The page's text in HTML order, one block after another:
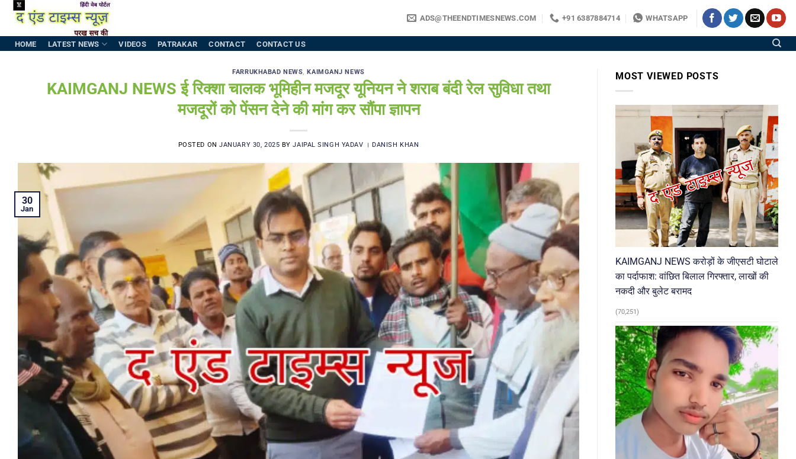
Skip
content
ADS@THEENDTIMESNEWS.COM +91 6387884714 WHATSAPP
HOME LATEST NEWS VIDEOS PATRAKAR CONTACT CONTACT US
FARRUKHABAD NEWS,KAIMGANJ NEWS
KAIMGANJ NEWS ई रिक्शा चालक भूमिहीन मजदूर यूनियन ने शराब बंदी रेल सुविधा तथा
मजदूरों को पेंसन देने की मांग कर सौंपा ज्ञापन
POSTED ONJANUARY 30, 2025 BYJAIPAL SINGH YADAV । DANISH KHAN
30
Jan
MOST VIEWED POSTS
KAIMGANJ NEWS करोड़ों के जीएसटी घोटाले
का पर्दाफाश: वांछित बिलाल गिरफ्तार, लाखों की
नकदी और बुलेट बरामद
(70,251)